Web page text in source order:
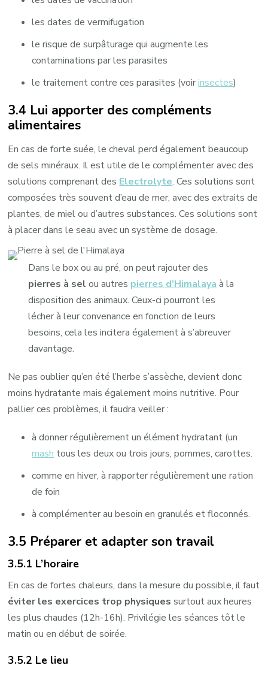
les dates de vermifugation
le risque de surpâturage qui augmente les
contaminations par les parasites
le traitement contre ces parasites (voirinsectes)
3.4 Lui apporter des compléments
alimentaires
En cas de forte suée, le cheval perd également beaucoup
de sels minéraux. Il est utile de le complémenter avec des
solutions comprenant des Electrolyte. Ces solutions sont
composées très souvent d’eau de mer, avec des extraits de
plantes, de miel ou d’autres substances. Ces solutions sont
à placer dans le seau avec un système de dosage.
Dans le box ou au pré, on peut rajouter des
pierres à sel ou autres pierres d’Himalaya à la
disposition des animaux. Ceux-ci pourront les
lécher à leur convenance en fonction de leurs
besoins, cela les incitera également à s’abreuver
davantage.
Ne pas oublier qu’en été l’herbe s’assèche, devient donc
moins hydratante mais également moins nutritive. Pour
pallier ces problèmes, il faudra veiller :
à donner régulièrement un élément hydratant (un
mash tous les deux ou trois jours, pommes, carottes.
comme en hiver, à rapporter régulièrement une ration
de foin
à complémenter au besoin en granulés et floconnés.
3.5 Préparer et adapter son travail
3.5.1 L’horaire
En cas de fortes chaleurs, dans la mesure du possible, il faut
éviter les exercices trop physiques surtout aux heures
les plus chaudes (12h-16h). Privilégie les séances tôt le
matin ou en début de soirée.
3.5.2 Le lieu